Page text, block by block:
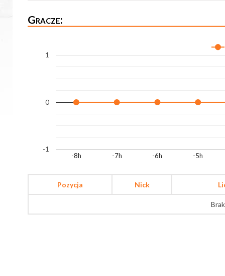
Gracze:
-8h -7h -6h -5h
-1
0
1
Pozycja Nick